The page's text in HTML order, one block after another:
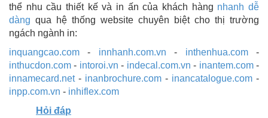
thể nhu cầu thiết kế và in ấn của khách hàng nhanh dễ
dàng qua hệ thống website chuyên biệt cho thị trường
ngách ngành in:
inquangcao.com - innhanh.com.vn - inthenhua.com-
inthucdon.com - intoroi.vn - indecal.com.vn - inantem.com-
innamecard.net- inanbrochure.com - inancatalogue.com -
inpp.com.vn - inhiflex.com
Hỏi đáp